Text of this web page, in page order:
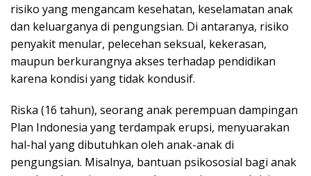
risiko yang mengancam kesehatan, keselamatan anak
dan keluarganya di pengungsian. Di antaranya, risiko
penyakit menular, pelecehan seksual, kekerasan,
maupun berkurangnya akses terhadap pendidikan
karena kondisi yang tidak kondusif.
Riska (16 tahun), seorang anak perempuan dampingan
Plan Indonesia yang terdampak erupsi, menyuarakan
hal-hal yang dibutuhkan oleh anak-anak di
pengungsian. Misalnya, bantuan psikososial bagi anak